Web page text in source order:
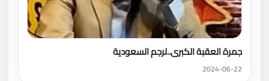
جمرة العقبة الكبرى..لرجم السعودية
2024-06-22